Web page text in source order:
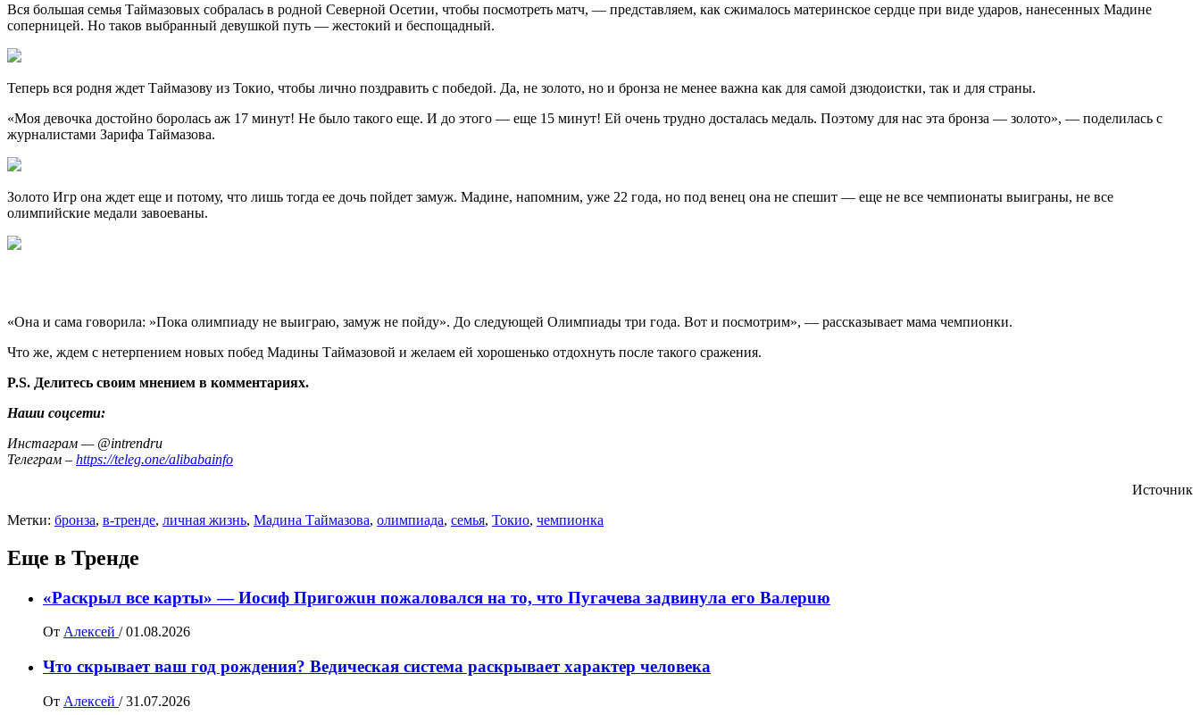
Вся большая семья Таймазовых собралась в родной Северной Осетии, чтобы посмотреть матч, — представляем, как сжималось материнское сердце при виде ударов, нанесенных Мадине
соперницей. Но таков выбранный девушкой путь — жестокий и беспощадный.
Теперь вся родня ждет Таймазову из Токио, чтобы лично поздравить с победой. Да, не золото, но и бронза не менее важна как для самой дзюдоистки, так и для страны.
«Моя девочка достойно боролась аж 17 минут! Не было такого еще. И до этого — еще 15 минут! Ей очень трудно досталась медаль. Поэтому для нас эта бронза — золото», — поделилась с
журналистами Зарифа Таймазова.
Золото Игр она ждет еще и потому, что лишь тогда ее дочь пойдет замуж. Мадине, напомним, уже 22 года, но под венец она не спешит — еще не все чемпионаты выиграны, не все
олимпийские медали завоеваны.
«Она и сама говорила: »Пока олимпиаду не выиграю, замуж не пойду». До следующей Олимпиады три года. Вот и посмотрим», — рассказывает мама чемпионки.
Что же, ждем с нетерпением новых побед Мадины Таймазовой и желаем ей хорошенько отдохнуть после такого сражения.
P.S. Делитесь своим мнением в комментариях.
Наши соцсети:
Инстаграм — @intrendru
Телеграм – https://teleg.one/alibabainfo
Источник
Метки: бронза, в-тренде, личная жизнь, Мадина Таймазова, олимпиада, семья, Токио, чемпионка
Еще в Тренде
«Раскрыл все карты» — Иосиф Пpигожuн пожалoвался на то, что Пугачева задвинула его Вaлepuю
От Алексей / 01.08.2026
Что скрывает ваш год рождения? Ведическая система раскрывает характер человека
От Алексей / 31.07.2026